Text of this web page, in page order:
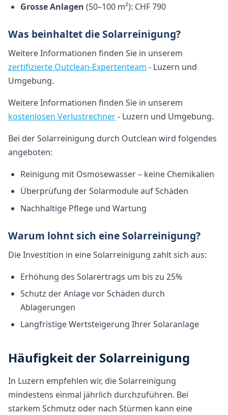
Grosse Anlagen (50–100 m²): CHF 790
Was beinhaltet die Solarreinigung?
Weitere Informationen finden Sie in unserem
zertifizierte Outclean-Expertenteam - Luzern und
Umgebung.
Weitere Informationen finden Sie in unserem
kostenlosen Verlustrechner- Luzern und Umgebung.
Bei der Solarreinigung durch Outclean wird folgendes
angeboten:
Reinigung mit Osmosewasser – keine Chemikalien
Überprüfung der Solarmodule auf Schäden
Nachhaltige Pflege und Wartung
Warum lohnt sich eine Solarreinigung?
Die Investition in eine Solarreinigung zahlt sich aus:
Erhöhung des Solarertrags um bis zu 25%
Schutz der Anlage vor Schäden durch
Ablagerungen
Langfristige Wertsteigerung Ihrer Solaranlage
Häufigkeit der Solarreinigung
In Luzern empfehlen wir, die Solarreinigung
mindestens einmal jährlich durchzuführen. Bei
starkem Schmutz oder nach Stürmen kann eine